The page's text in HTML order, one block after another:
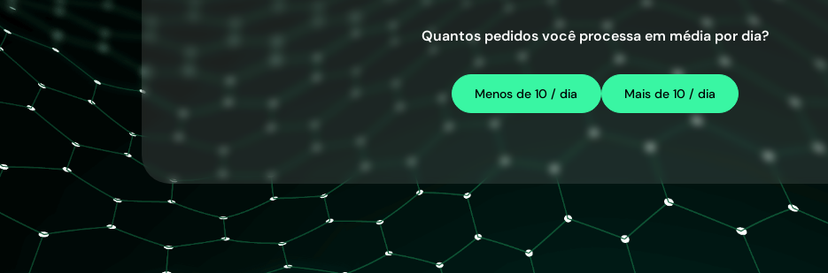
Quantos pedidos você processa em média por dia?
Menos de 10 / dia Mais de 10 / dia